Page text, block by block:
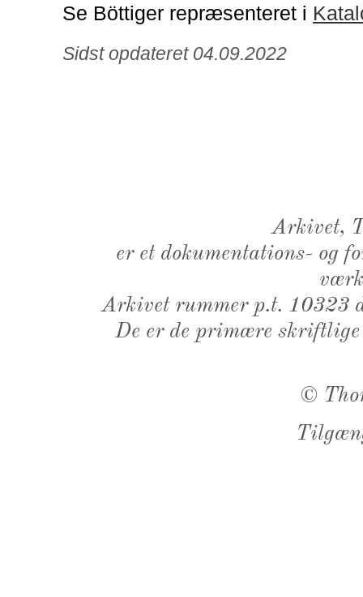
Se Böttiger repræsenteret i
Sidst opdateret 04.09.2022
Arkivet,
er et dokumentations- og
Arkivet rummer p.t. 10323
De er de primære
©